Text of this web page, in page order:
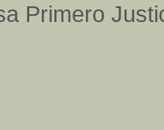
Primero